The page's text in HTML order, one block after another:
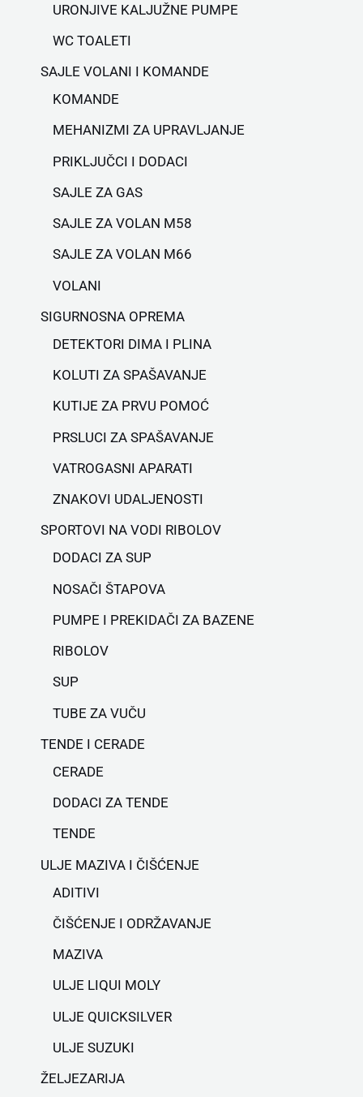
URONJIVE KALJUŽNE PUMPE
WC TOALETI
SAJLE VOLANI I KOMANDE
KOMANDE
MEHANIZMI ZA UPRAVLJANJE
PRIKLJUČCI I DODACI
SAJLE ZA GAS
SAJLE ZA VOLAN M58
SAJLE ZA VOLAN M66
VOLANI
SIGURNOSNA OPREMA
DETEKTORI DIMA I PLINA
KOLUTI ZA SPAŠAVANJE
KUTIJE ZA PRVU POMOĆ
PRSLUCI ZA SPAŠAVANJE
VATROGASNI APARATI
ZNAKOVI UDALJENOSTI
SPORTOVI NA VODI RIBOLOV
DODACI ZA SUP
NOSAČI ŠTAPOVA
PUMPE I PREKIDAČI ZA BAZENE
RIBOLOV
SUP
TUBE ZA VUČU
TENDE I CERADE
CERADE
DODACI ZA TENDE
TENDE
ULJE MAZIVA I ČIŠĆENJE
ADITIVI
ČIŠĆENJE I ODRŽAVANJE
MAZIVA
ULJE LIQUI MOLY
ULJE QUICKSILVER
ULJE SUZUKI
ŽELJEZARIJA